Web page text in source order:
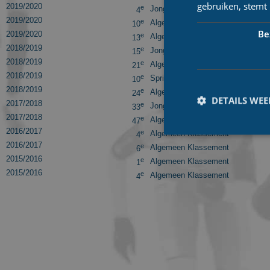
2019/2020
4e Jongeren Klassement
2019/2020
10e Algemeen Klassement
2019/2020
13e Algemeen Klassement
2018/2019
15e Jongeren Klassement
2018/2019
21e Algemeen Klassement
2018/2019
10e Sprint Klassement
2018/2019
24e Algemeen Klassement
2017/2018
33e Jongeren Klassement
2017/2018
47e Algemeen Klassement
2016/2017
4e Algemeen Klassement
2016/2017
6e Algemeen Klassement
2015/2016
1e Algemeen Klassement
2015/2016
4e Algemeen Klassement
gebruiken,
DETAILS